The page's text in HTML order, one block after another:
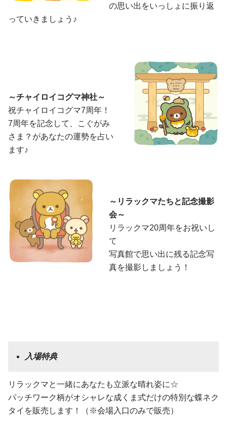
の思い出をいっしょに振り返
っていきましょう♪
～チャイロイコグマ神社～
祝チャイロイコグマ7周年！
7周年を記念して、こぐがみ
さま？があなたの運勢を占い
ます♪
～リラックマたちと記念撮影
会～
リラックマ20周年をお祝いし
て
写真館で思い出に残る記念写
真を撮影しましょう！
入場特典
リラックマと一緒にあなたも立派な晴れ姿に☆
パッチワーク柄がオシャレな成くま式だけの特別な蝶ネク
タイを販売します！（※会場入口のみで販売）